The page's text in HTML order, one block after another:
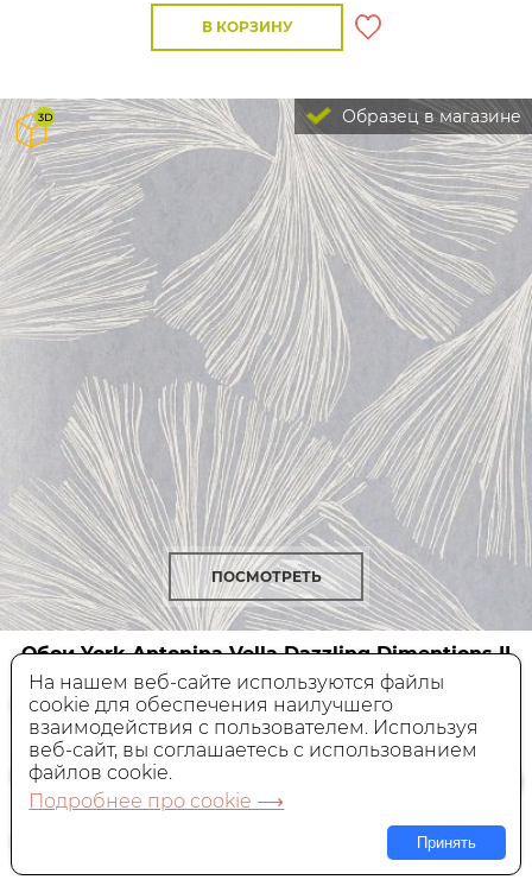
В КОРЗИНУ
Образец в магазине
ПОСМОТРЕТЬ
Обои York Antonina Vella Dazzling Dimentions II
DD3743
Флизелиновые,Америка, 0,68x8,22 м
Цена:
15 590 руб.
В КОРЗИНУ
На нашем веб-сайте используются файлы
cookie для обеспечения наилучшего
взаимодействия с пользователем. Используя
веб-сайт, вы соглашаетесь с использованием
файлов cookie.
Подробнее про cookie ⟶
Принять